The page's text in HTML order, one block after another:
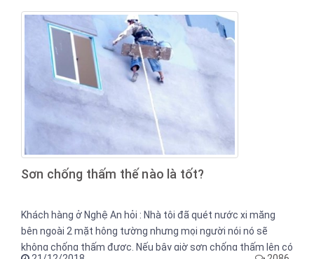
Sơn chống thấm thế nào là tốt?
Khách hàng ở Nghệ An hỏi : Nhà tôi đã quét nước xi măng
bên ngoài 2 mặt hông tường nhưng mọi người nói nó sẽ
không chống thấm được. Nếu bây giờ sơn chống thấm lên có